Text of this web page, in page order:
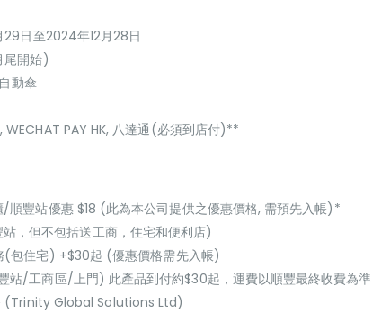
29日至2024年12月28日
尾開始)
動傘
WECHAT PAY HK, 八達通(必須到店付)**
/順豐站優惠 $18 (此為本公司提供之優惠價格, 需預先入帳)*
，但不包括送工商，住宅和便利店)
(包住宅) +$30起 (優惠價格需先入帳)
站/工商區/上門) 此產品到付約$30起，運費以順豐最終收費為準
(Trinity Global Solutions Ltd)